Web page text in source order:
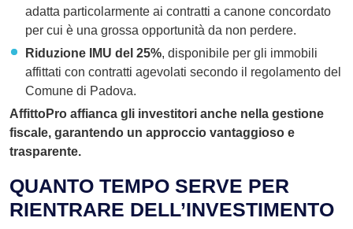
adatta particolarmente ai contratti a canone concordato
per cui è una grossa opportunità da non perdere.
Riduzione IMU del 25%, disponibile per gli immobili
affittati con contratti agevolati secondo il regolamento del
Comune di Padova.
AffittoPro affianca gli investitori anche nella gestione
fiscale, garantendo un approccio vantaggioso e
trasparente.
QUANTO TEMPO SERVE PER
RIENTRARE DELL’INVESTIMENTO